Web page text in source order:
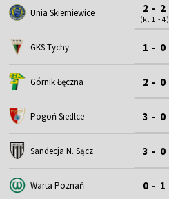
Unia Skierniewice 2 - 2
(k. 1 - 4)
GKS Tychy 1 - 0
Górnik Łęczna 2 - 0
Pogoń Siedlce 3 - 0
Sandecja N. Sącz 3 - 0
Warta Poznań 0 - 1